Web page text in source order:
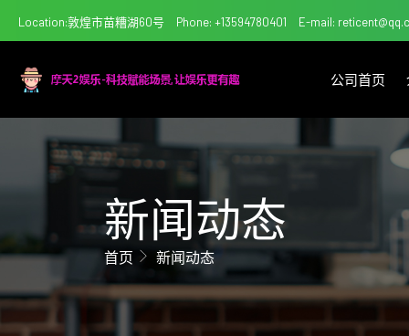
Location:敦煌市苗糟湖60号 Phone: +13594780401 E-mail:
公司首页
新闻动态
首页 新闻动态